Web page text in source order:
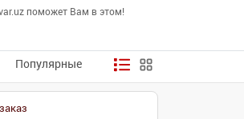
поможет Вам в этом!
Популярные